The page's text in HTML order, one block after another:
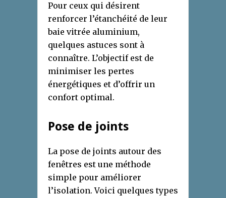
Pour ceux qui désirent
renforcer l’étanchéité de leur
baie vitrée aluminium,
quelques astuces sont à
connaître. L’objectif est de
minimiser les pertes
énergétiques et d’offrir un
confort optimal.
Pose de joints
La pose de joints autour des
fenêtres est une méthode
simple pour améliorer
l’isolation. Voici quelques types